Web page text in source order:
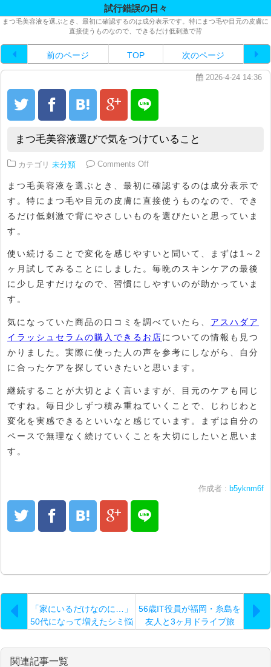
試行錯誤の日々
まつ毛美容液を選ぶとき、最初に確認するのは成分表示です。特にまつ毛や目元の皮膚に
直接使うものなので、できるだけ低刺激で背
前のページ TOP 次のページ
2026-4-24 14:36
まつ毛美容液選びで気をつけていること
カテゴリ 未分類 Comments Offon まつ毛美容液選びで気をつけて
まつ毛美容液を選ぶとき、最初に確認するのは成分表示で
す。特にまつ毛や目元の皮膚に直接使うものなので、でき
るだけ低刺激で背にやさしいものを選びたいと思っていま
す。
使い続けることで変化を感じやすいと聞いて、まずは1～2
ヶ月試してみることにしました。毎晩のスキンケアの最後
に少し足すだけなので、習慣にしやすいのが助かっていま
す。
気になっていた商品の口コミを調べていたら、 アスハダア
イラッシュセラムの購入できるお店についての情報も見つ
かりました。実際に使った人の声を参考にしながら、自分
に合ったケアを探していきたいと思います。
継続することが大切とよく言いますが、目元のケアも同じ
ですね。毎日少しずつ積み重ねていくことで、じわじわと
変化を実感できるといいなと感じています。まずは自分の
ペースで無理なく続けていくことを大切にしたいと思いま
す。
作成者 : b5yknm6f
「家にいるだけなのに…」
50代になって増えたシミ悩
56歳IT役員が福岡・糸島を
友人と3ヶ月ドライブ旅
関連記事一覧